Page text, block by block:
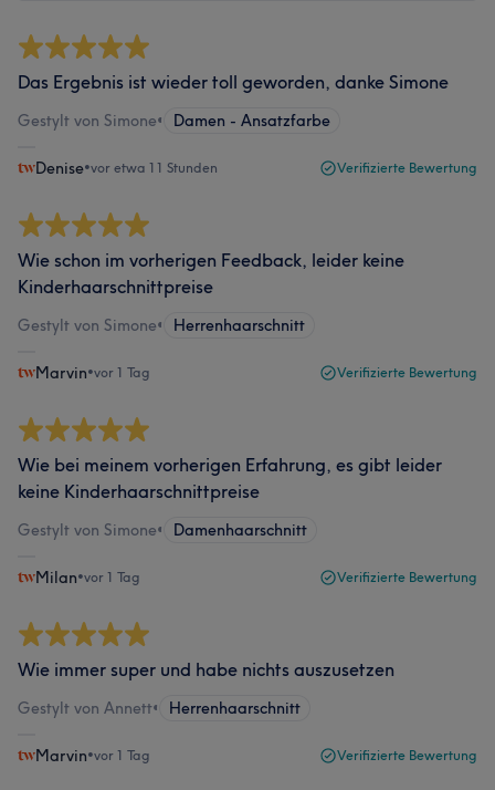
Das Ergebnis ist wieder toll geworden, danke Simone
Gestylt von Simone• Damen - Ansatzfarbe
Denise•vor etwa 11 Stunden Verifizierte Bewertung
Wie schon im vorherigen Feedback, leider keine
Kinderhaarschnittpreise
Gestylt von Simone• Herrenhaarschnitt
Marvin•vor 1 Tag Verifizierte Bewertung
Wie bei meinem vorherigen Erfahrung, es gibt leider
keine Kinderhaarschnittpreise
Gestylt von Simone• Damenhaarschnitt
Milan•vor 1 Tag Verifizierte Bewertung
Wie immer super und habe nichts auszusetzen
Gestylt von Annett• Herrenhaarschnitt
Marvin•vor 1 Tag Verifizierte Bewertung